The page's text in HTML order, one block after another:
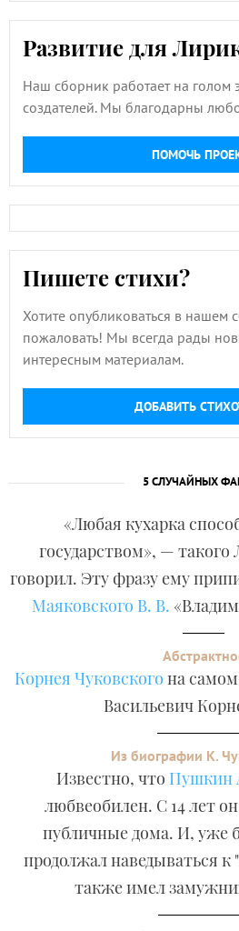
Развитие для
Наш сборник работает на голом
создателей. Мы благодарны
ПОМОЧЬ
Пишете стихи?
Хотите опубликоваться в нашем
пожаловать! Мы всегда рады
интересным материалам.
ДОБАВИТЬ
5 СЛУЧАЙНЫХ
«Любая кухарка
государством», — такого
говорил. Эту фразу ему
Маяковского В. В.
Корнея Чуковского на
Васильевич
Из биографии К.
Известно, что Пушкин
любвеобилен. С 14 лет
публичные дома. И, уже
продолжал наведываться к
также имел